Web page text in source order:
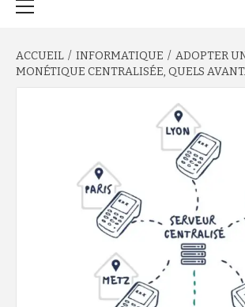
ACCUEIL INFORMATIQUE
ADOPTER
MONÉTIQUE CENTRALISÉE, QUELS